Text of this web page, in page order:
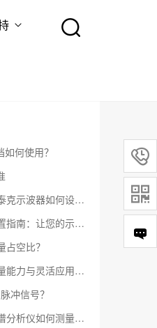
何使用？
如何设置触发电平？
您的示波器更易于使用
空比？
力与灵活应用指南
冲信号？
仪如何测量信噪比？

